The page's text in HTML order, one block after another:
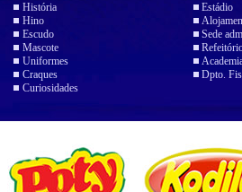
História
Hino
Escudo
Mascote
Uniformes
Craques
Curiosidades
Estádio
Sede
Dpto.